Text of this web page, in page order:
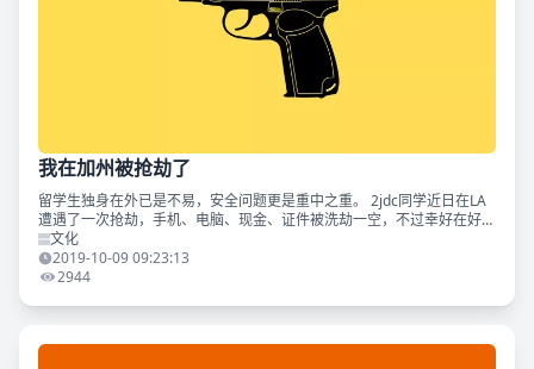
我在加州被抢劫了
留学生独身在外已是不易，安全问题更是重中之重。 2jdc同学近日在LA
遭遇了一次抢劫，手机、电脑、现金、证件被洗劫一空，不过幸好在好心
人的帮助下，他成功渡过难关，今天他将来和大家分享他这次难忘的经
历。 还是我……
文化
2019-10-09 09:23:13
2944